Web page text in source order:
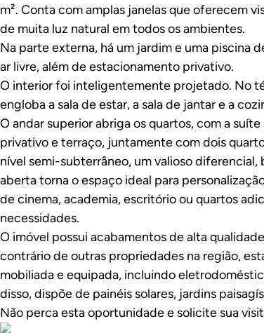
m². Conta com amplas janelas que oferecem
de muita luz natural em todos os ambientes.
Na parte externa, há um jardim e uma piscina
ar livre, além de estacionamento privativo.
O interior foi inteligentemente projetado. No
engloba a sala de estar, a sala de jantar e a
O andar superior abriga os quartos, com a
privativo e terraço, juntamente com dois
nível semi-subterrâneo, um valioso
aberta torna o espaço ideal para
de cinema, academia, escritório ou quartos
necessidades.
O imóvel possui acabamentos de alta
contrário de outras propriedades na região,
mobiliada e equipada, incluindo
disso, dispõe de painéis solares, jardins
Não perca esta oportunidade e solicite sua